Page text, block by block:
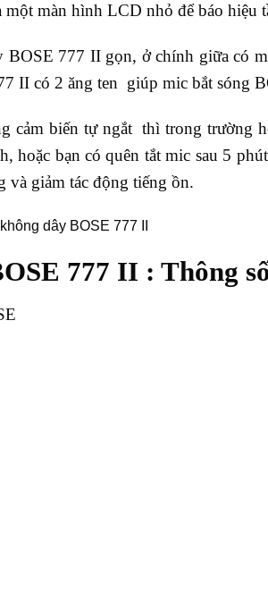
màn hình LCD nhỏ để báo hiệu
BOSE 777 II gọn, ở chính giữa có
II có 2 ăng ten giúp mic bắt sóng
cảm biến tự ngắt thì trong trường
hoặc bạn có quên tắt mic sau 5
và giảm tác động tiếng ồn.
777 II : Thông